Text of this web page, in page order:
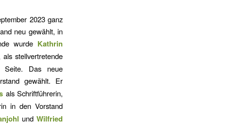
2023 ganz
neu gewählt, in
wurde Kathrin
als stellvertretende
Seite. Das neue
gewählt. Er
als Schriftführerin,
in den Vorstand
und Wilfried